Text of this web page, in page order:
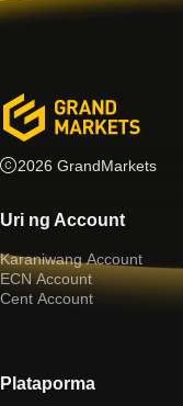
2026 GrandMarkets
Uri ng Account
Karaniwang Account
ECN Account
Cent Account
Plataporma